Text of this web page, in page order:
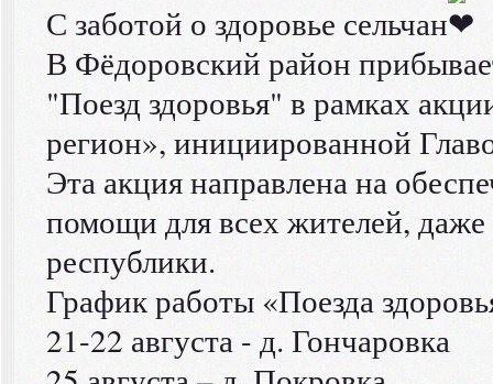
С заботой о здоровье сельчан
В Фёдоровский район
"Поезд здоровья" в рамках
регион», инициированной
Эта акция направлена на
помощи для всех жителей,
республики.
График работы «Поезда
21-22 августа - д. Гончаровка